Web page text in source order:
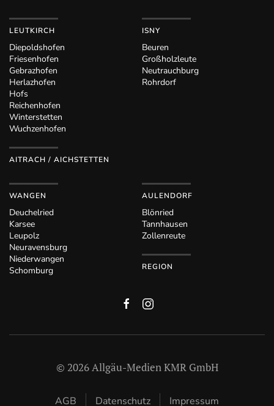
LEUTKIRCH
Diepoldshofen
Friesenhofen
Gebrazhofen
Herlazhofen
Hofs
Reichenhofen
Winterstetten
Wuchzenhofen
AITRACH / AICHSTETTEN
ISNY
Beuren
Großholzleute
Neutrauchburg
Rohrdorf
WANGEN
Deuchelried
Karsee
Leupolz
Neuravensburg
Niederwangen
Schomburg
AULENDORF
Blönried
Tannhausen
Zollenreute
REGION
© 2026Allgäu-Medien KMR GmbH
AGB Datenschutz Impressum